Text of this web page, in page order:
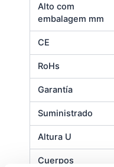
Alto com
embalagem mm
CE
RoHs
Garantía
Suministrado
Altura U
Cuerpos